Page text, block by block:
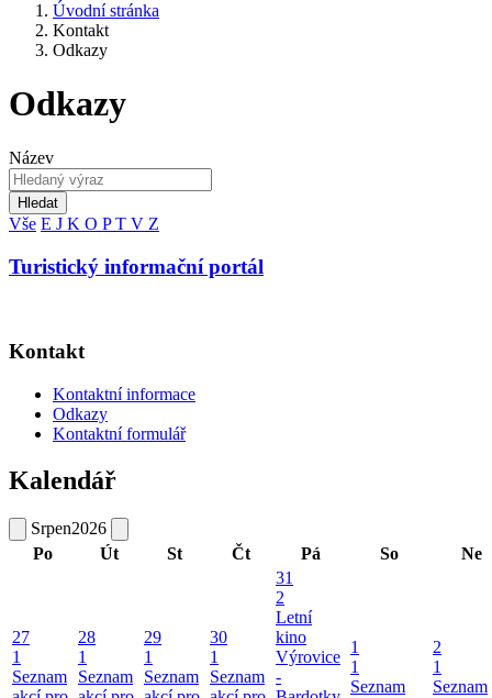
Úvodní stránka
Kontakt
Odkazy
Odkazy
Název
Hledat
Vše E J K O PT V Z
Turistický informační portál
Kontakt
Kontaktní informace
Odkazy
Kontaktní formulář
Kalendář
Srpen2026
Po
Út St Čt Pá So Ne
27
1
Seznam
28
1
Seznam
29
1
Seznam
30
1
Seznam
31
2
Letní
kino
Výrovice
-
1
1
Seznam
2
1
Seznam